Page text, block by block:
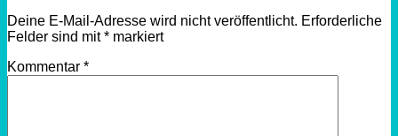
Deine E-Mail-Adresse wird nicht veröffentlicht. Erforderliche
Felder sind mit* markiert
Kommentar *